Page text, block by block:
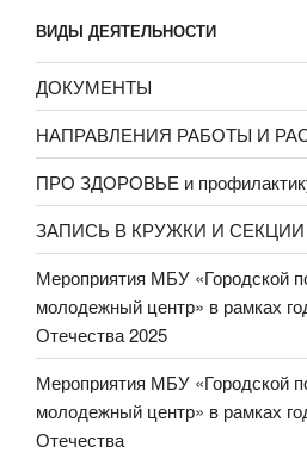
ВИДЫ ДЕЯТЕЛЬНОСТИ
ДОКУМЕНТЫ
НАПРАВЛЕНИЯ РАБОТЫ И
ПРО ЗДОРОВЬЕ и
ЗАПИСЬ В КРУЖКИ И СЕКЦИИ
Мероприятия МБУ «Городской
молодежный центр» в рамках
Отечества 2025
Мероприятия МБУ «Городской
молодежный центр» в рамках
Отечества